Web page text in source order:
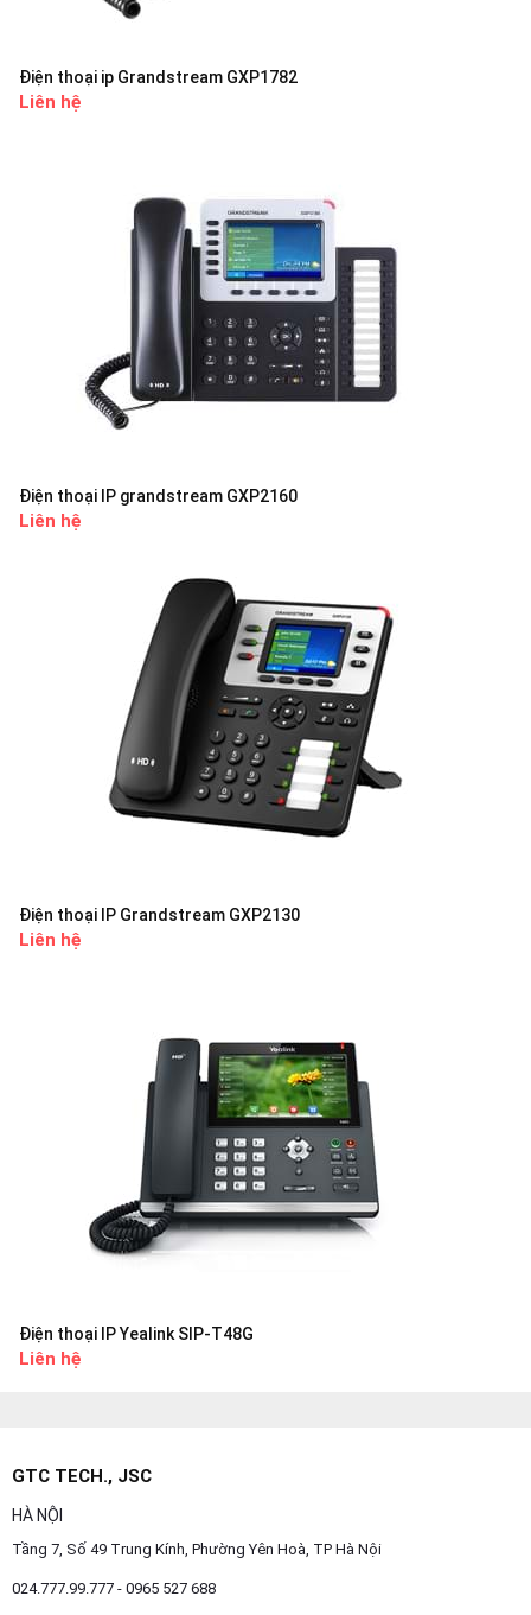
Điện thoại ip Grandstream GXP1782
Liên hệ
Điện thoại IP grandstream GXP2160
Liên hệ
Điện thoại IP Grandstream GXP2130
Liên hệ
Điện thoại IP Yealink SIP-T48G
Liên hệ
GTC TECH., JSC
HÀ NỘI
Tầng 7, Số 49 Trung Kính, Phường Yên Hoà, TP Hà Nội
024.777.99.777 - 0965 527 688